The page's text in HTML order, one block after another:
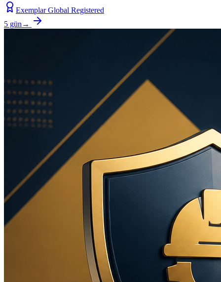
Exemplar Global Registered
5 gün →